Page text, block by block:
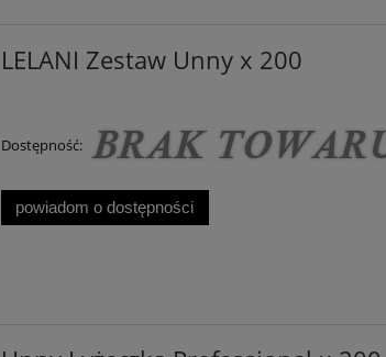
LELANI Zestaw Unny x 200
Dostępność:
powiadom o dostępności